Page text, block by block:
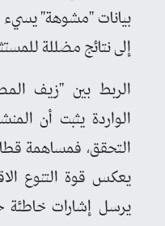
بيانات "مشوهة" يسيء
إلى نتائج مضللة
الربط بين "زيف
الواردة يثبت أن
التحقق، فمساهمة
يعكس قوة التنوع
يرسل إشارات خاطئة